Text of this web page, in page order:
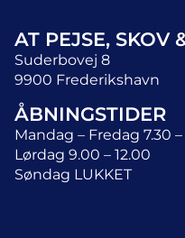
AT PEJSE, SKOV
Suderbovej 8
9900 Frederikshavn
ÅBNINGSTIDER
Mandag – Fredag 7.30 –
Lørdag 9.00 – 12.00
Søndag LUKKET